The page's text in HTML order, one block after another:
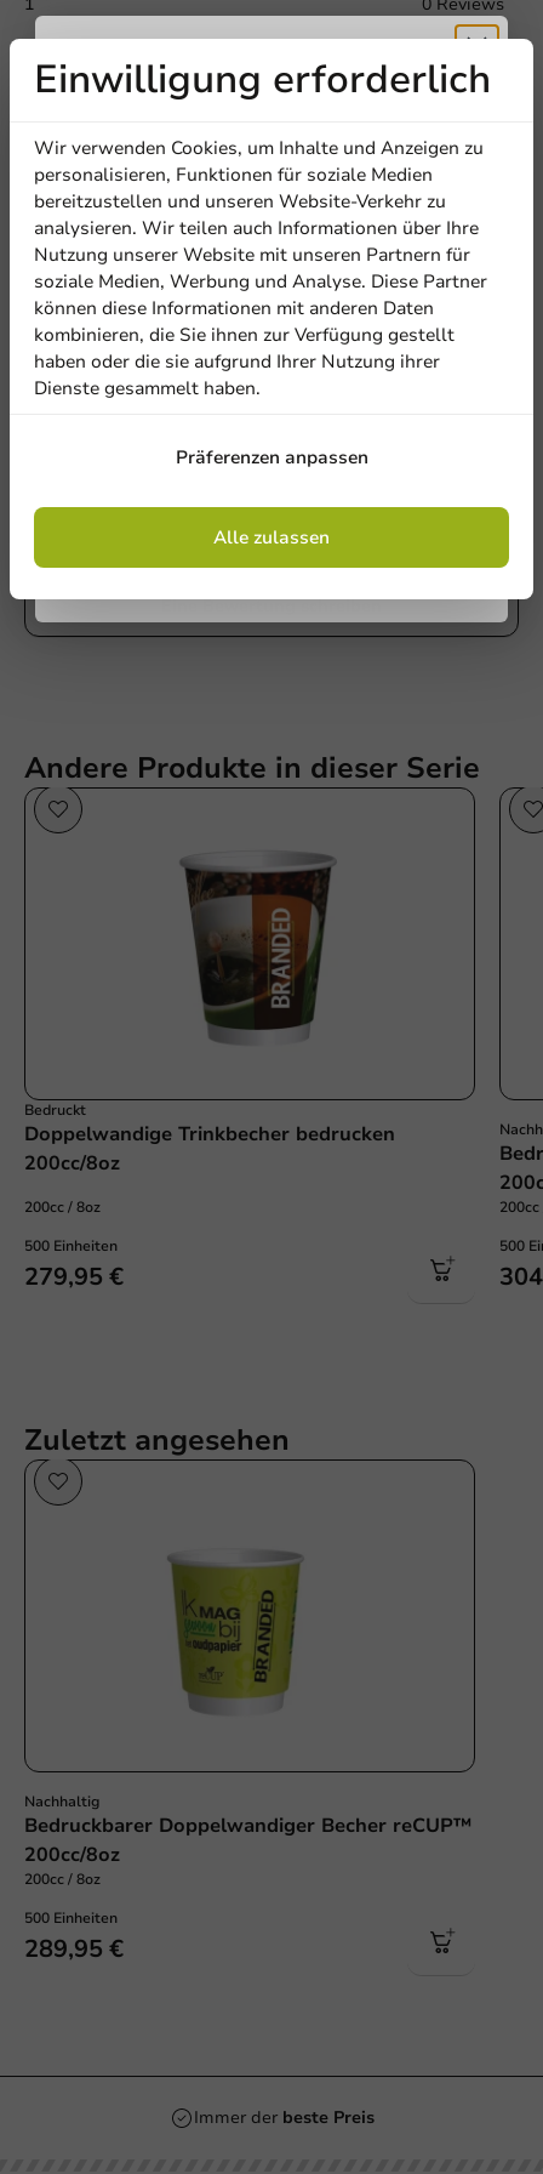
Titel First name Last name
Firma
Standort
Land
E-Mail
No products selected.
Senden
Teilen Sie Ihre Erfahrung
Are you familiar with this article? Share your experience with
Eine Bewertung schreiben
Bedruckbarer Doppelwandiger Becher reCUP™ 200cc/8oz
Eine Bewertung schreiben
Andere Produkte in dieser Serie
Bedruckt
Doppelwandige Trinkbecher bedrucken
200cc/8oz
200cc / 8oz
500 Einheiten
279,95 €
500
Zuletzt angesehen
Nachhaltig
Bedruckbarer Doppelwandiger Becher reCUP™
200cc/8oz
200cc / 8oz
500 Einheiten
289,95 €
Immer der beste Preis
Einwilligung erforderlich
Wir verwenden Cookies, um Inhalte und Anzeigen zu
personalisieren, Funktionen für soziale Medien
bereitzustellen und unseren Website-Verkehr zu
analysieren. Wir teilen auch Informationen über Ihre
Nutzung unserer Website mit unseren Partnern für
soziale Medien, Werbung und Analyse. Diese Partner
können diese Informationen mit anderen Daten
kombinieren, die Sie ihnen zur Verfügung gestellt
haben oder die sie aufgrund Ihrer Nutzung ihrer
Dienste gesammelt haben.
Präferenzen anpassen
Alle zulassen
Erhalten Sie
5% Rabatt
Abonnieren Sie unseren
Newsletter!
denAllgemeinen Geschäftsbedingungen
einverstanden
Datenschutzrichtlinie.